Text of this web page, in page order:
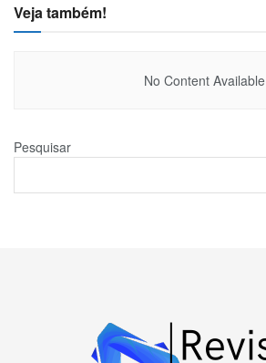
Veja também!
No Content Available
Pesquisar